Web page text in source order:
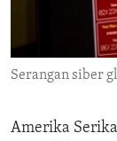
IDEALS AND
Serangan siber
Amerika